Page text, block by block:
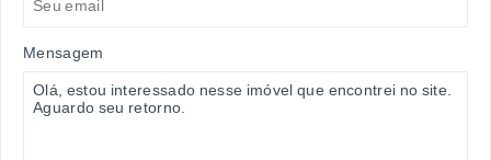
Mensagem